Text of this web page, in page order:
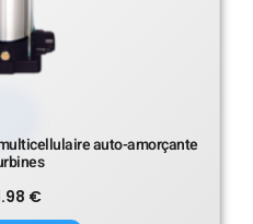
auto-amorçante
€